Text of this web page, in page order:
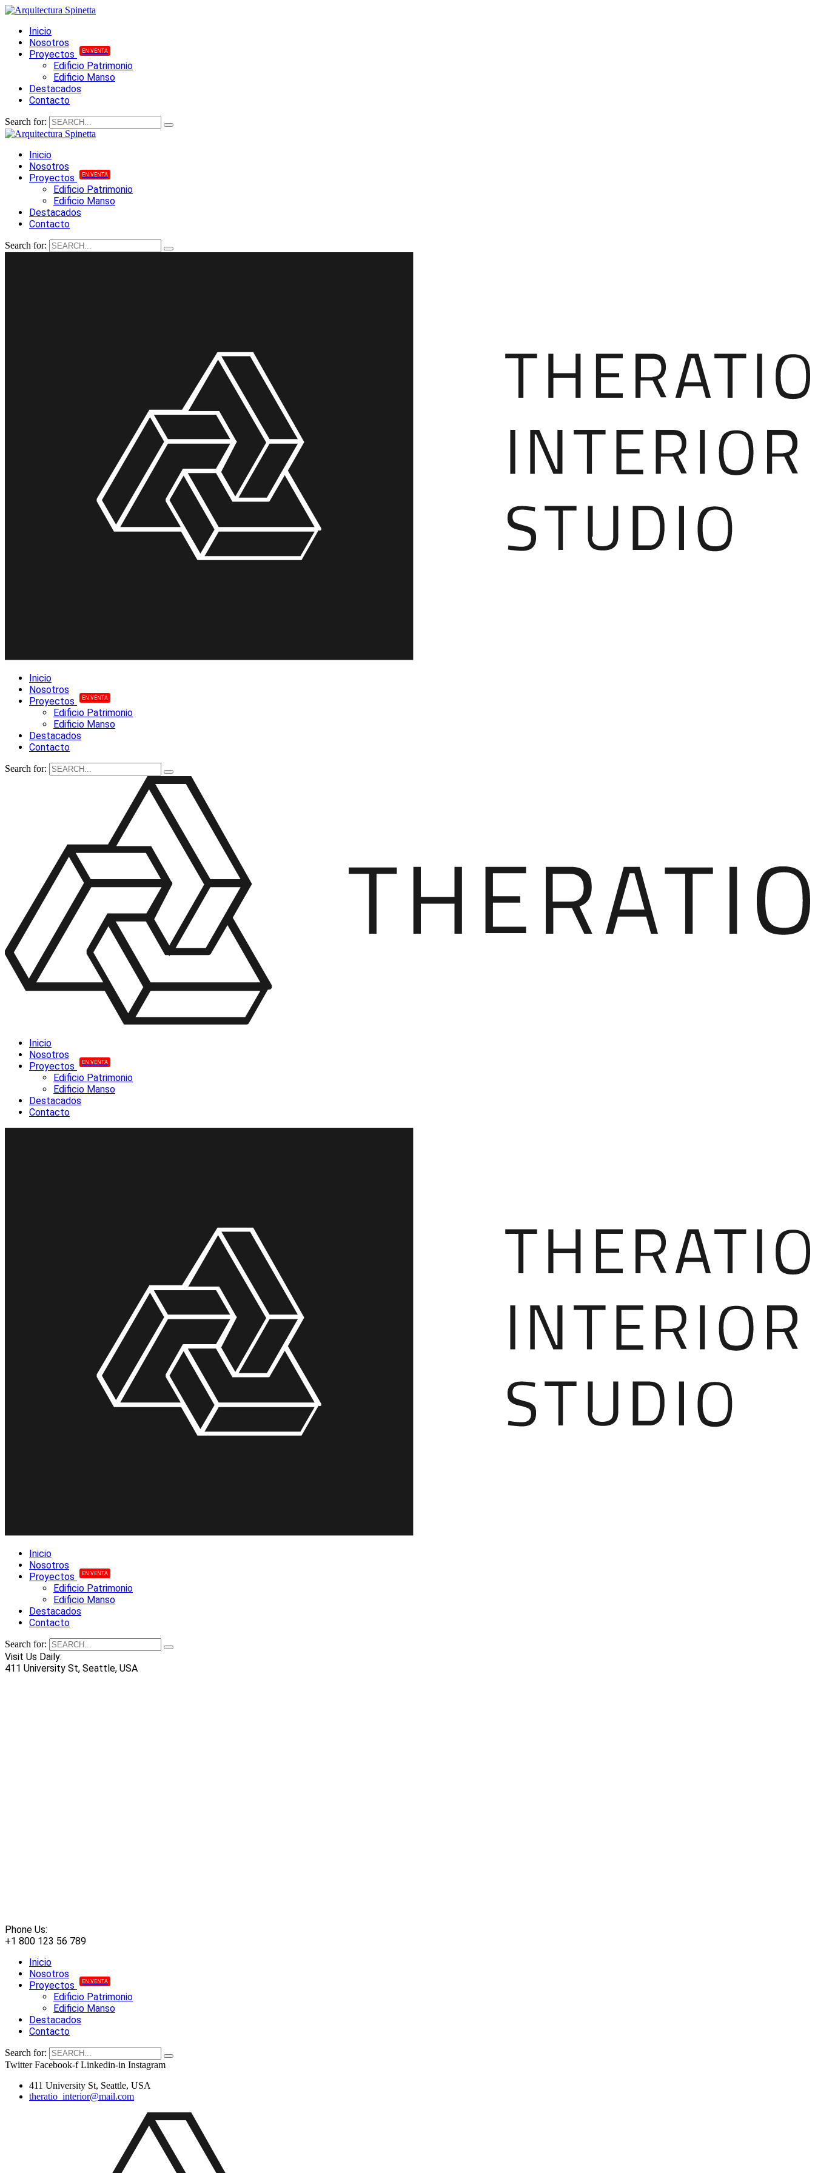
Inicio
Nosotros
Proyectos
EN VENTA
Edificio Patrimonio
Edificio Manso
Destacados
Contacto
Search for:
Inicio
Nosotros
Proyectos
EN VENTA
Edificio Patrimonio
Edificio Manso
Destacados
Contacto
Search for:
Inicio
Nosotros
Proyectos
EN VENTA
Edificio Patrimonio
Edificio Manso
Destacados
Contacto
Search for:
Inicio
Nosotros
Proyectos
EN VENTA
Edificio Patrimonio
Edificio Manso
Destacados
Contacto
Inicio
Nosotros
Proyectos
EN VENTA
Edificio Patrimonio
Edificio Manso
Destacados
Contacto
Search for:
Visit Us Daily:
411 University St, Seattle, USA
Phone Us:
+1 800 123 56 789
Inicio
Nosotros
Proyectos
EN VENTA
Edificio Patrimonio
Edificio Manso
Destacados
Contacto
Search for:
Twitter Facebook-f Linkedin-in Instagram
411 University St, Seattle, USA
theratio_interior@mail.com